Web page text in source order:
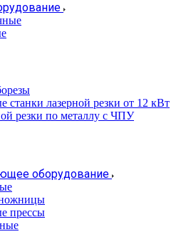
лазерной резки от 12 кВт
резки по металлу с ЧПУ
оборудование
прессы